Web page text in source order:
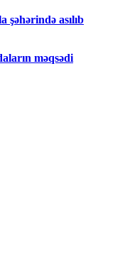
şəhərində asılıb
məqsədi